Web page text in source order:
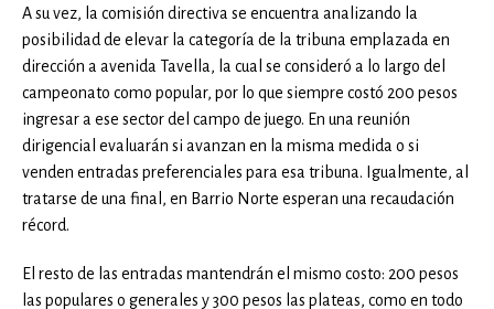
A su vez, la comisión directiva se encuentra analizando la
posibilidad de elevar la categoría de la tribuna emplazada en
dirección a avenida Tavella, la cual se consideró a lo largo del
campeonato como popular, por lo que siempre costó 200 pesos
ingresar a ese sector del campo de juego. En una reunión
dirigencial evaluarán si avanzan en la misma medida o si
venden entradas preferenciales para esa tribuna. Igualmente, al
tratarse de una final, en Barrio Norte esperan una recaudación
récord.
El resto de las entradas mantendrán el mismo costo: 200 pesos
las populares o generales y 300 pesos las plateas, como en todo